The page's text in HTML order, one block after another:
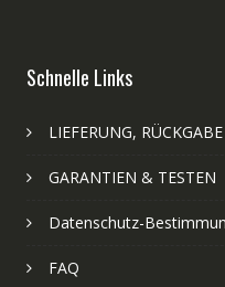
Schnelle Links
LIEFERUNG,
GARANTIEN & TESTEN
Datenschutz-
FAQ